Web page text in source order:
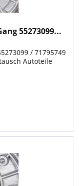
55273099...
/ 71795749
Autoteile